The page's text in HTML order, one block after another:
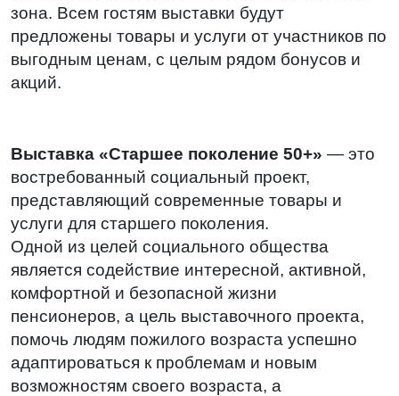
зона. Всем гостям выставки будут
предложены товары и услуги от участников по
выгодным ценам, с целым рядом бонусов и
акций.
Выставка «Старшее поколение 50+» — это
востребованный социальный проект,
представляющий современные товары и
услуги для старшего поколения.
Одной из целей социального общества
является содействие интересной, активной,
комфортной и безопасной жизни
пенсионеров, а цель выставочного проекта,
помочь людям пожилого возраста успешно
адаптироваться к проблемам и новым
возможностям своего возраста, а